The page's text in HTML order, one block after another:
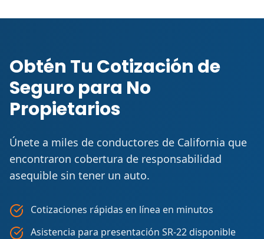
Obtén Tu Cotización de
Seguro para No
Propietarios
Únete a miles de conductores de California que
encontraron cobertura de responsabilidad
asequible sin tener un auto.
Cotizaciones rápidas en línea en minutos
Asistencia para presentación SR-22 disponible